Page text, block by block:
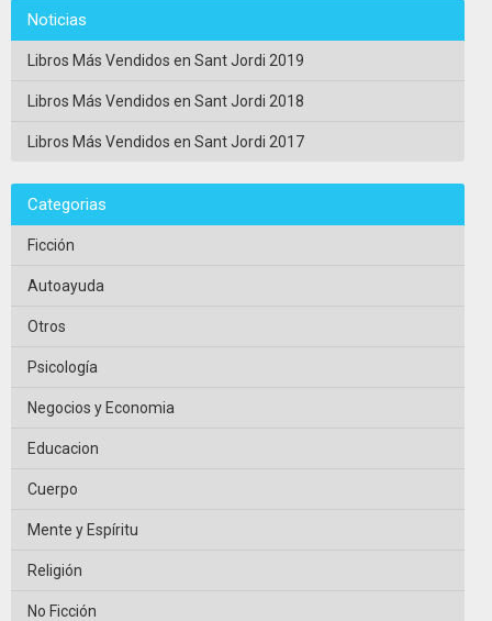
Noticias
Libros Más Vendidos en Sant Jordi 2019
Libros Más Vendidos en Sant Jordi 2018
Libros Más Vendidos en Sant Jordi 2017
Categorias
Ficción
Autoayuda
Otros
Psicología
Negocios y Economia
Educacion
Cuerpo
Mente y Espíritu
Religión
No Ficción